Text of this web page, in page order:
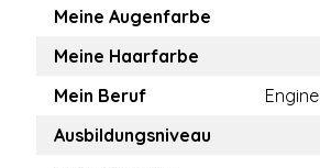
Meine Augenfarbe
Meine Haarfarbe
Mein Beruf
Ausbildungsniveau